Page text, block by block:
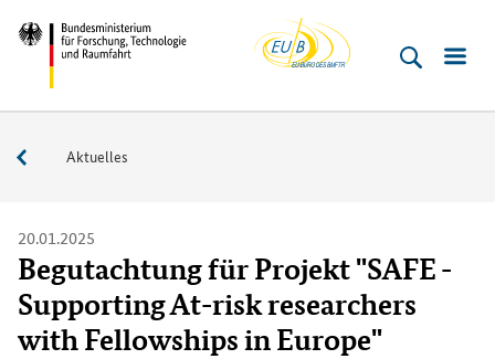
Direkt
zum
Inhalt
(Eingabetaste)
Direkt
zum
Hauptmenu
(Eingabetaste)
Direkt
zur
Suche
(Eingabetaste)
Direkt
zur
Fußleiste
(Enter)
Bundesministerium
Technologie
Buero
Service
Aktuelles
20.01.2025
Begutachtung für Projekt "SAFE -
Supporting At-risk researchers
with Fellowships in Europe"